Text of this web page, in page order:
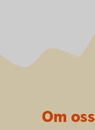
Om oss